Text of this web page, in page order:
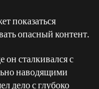
показаться
опасный контент.
он сталкивался с
наводящими
дело с глубоко